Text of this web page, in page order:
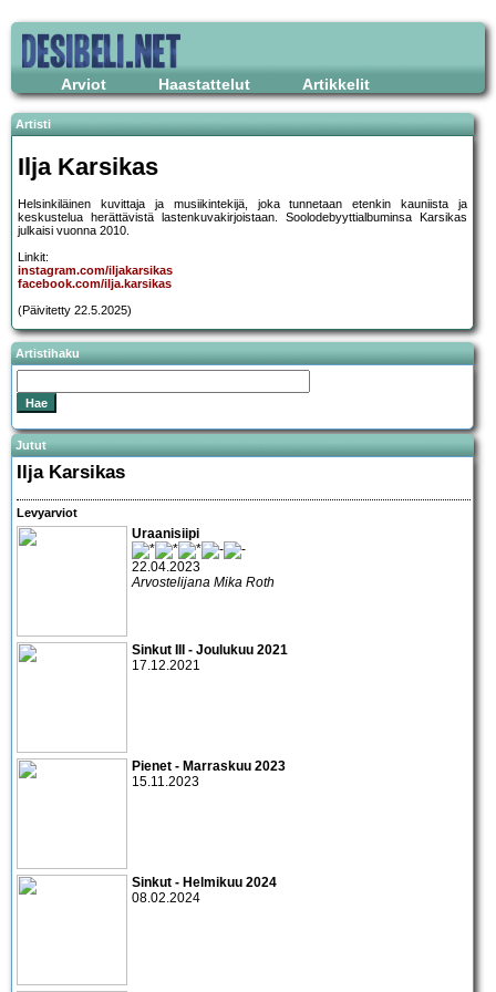
Arviot Haastattelut Artikkelit
Artisti
Ilja Karsikas
Helsinkiläinen kuvittaja ja musiikintekijä, joka tunnetaan etenkin kauniista ja
keskustelua herättävistä lastenkuvakirjoistaan. Soolodebyyttialbuminsa Karsikas
julkaisi vuonna 2010.
Linkit:
instagram.com/iljakarsikas
facebook.com/ilja.karsikas
(Päivitetty 22.5.2025)
Artistihaku
Jutut
Ilja Karsikas
Levyarviot
Uraanisiipi
22.04.2023
Arvostelijana Mika Roth
Sinkut III - Joulukuu 2021
17.12.2021
Pienet - Marraskuu 2023
15.11.2023
Sinkut - Helmikuu 2024
08.02.2024